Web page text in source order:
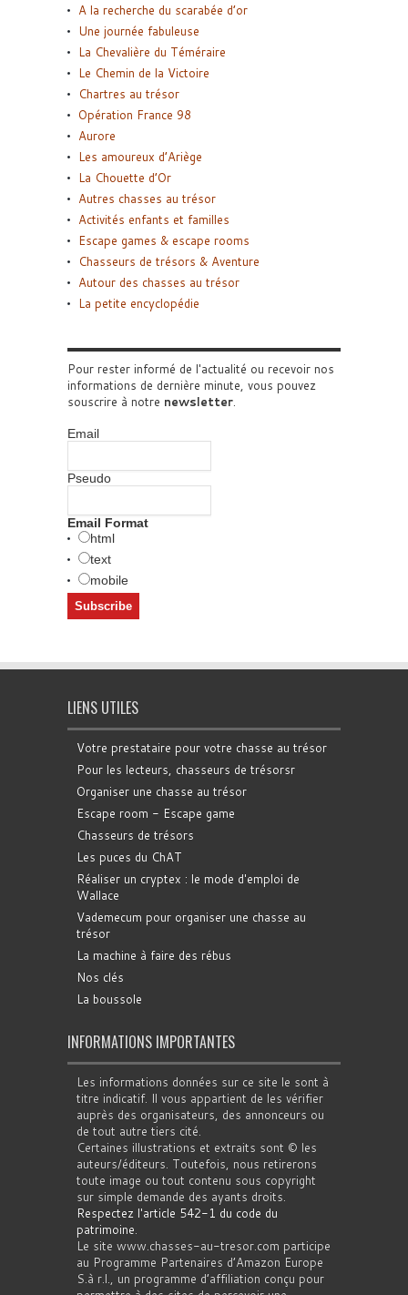
A la recherche du scarabée d’or
Une journée fabuleuse
La Chevalière du Téméraire
Le Chemin de la Victoire
Chartres au trésor
Opération France 98
Aurore
Les amoureux d’Ariège
La Chouette d’Or
Autres chasses au trésor
Activités enfants et familles
Escape games & escape rooms
Chasseurs de trésors & Aventure
Autour des chasses au trésor
La petite encyclopédie
Pour rester informé de l'actualité ou recevoir nos
informations de dernière minute, vous pouvez
souscrire à notre newsletter
Email
Pseudo
Email Format
html
text
mobile
LIENS UTILES
Votre prestataire pour votre chasse au trésor
Pour les lecteurs, chasseurs de trésorsr
Organiser une chasse au trésor
Escape room - Escape game
Chasseurs de trésors
Les puces du ChAT
Réaliser un cryptex : le mode d'emploi de
Wallace
Vademecum pour organiser une chasse au
trésor
La machine à faire des rébus
Nos clés
La boussole
INFORMATIONS IMPORTANTES
Les informations données sur ce site le sont à
titre indicatif. Il vous appartient de les vérifier
auprès des organisateurs, des annonceurs ou
de tout autre tiers cité.
Certaines illustrations et extraits sont © les
auteurs/éditeurs. Toutefois, nous retirerons
toute image ou tout contenu sous copyright
sur simple demande des ayants droits.
Respectez l'article 542-1 du code du
patrimoine
Le site www.chasses-au-tresor.com participe
au Programme Partenaires d’Amazon Europe
S.à r.l., un programme d’affiliation conçu pour